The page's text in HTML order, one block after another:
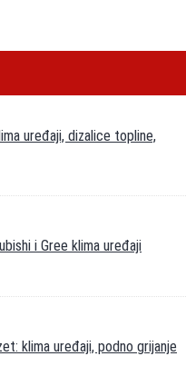
uređaji, dizalice topline,
i Gree klima uređaji
klima uređaji, podno grijanje